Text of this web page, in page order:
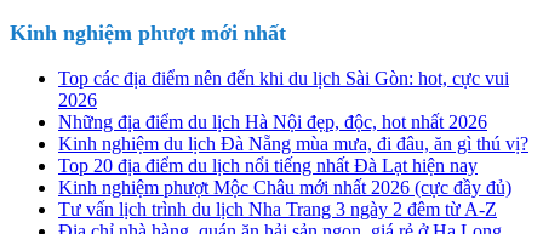
Kinh nghiệm phượt mới nhất
Top các địa điểm nên đến khi du lịch Sài Gòn: hot, cực vui
2026
Những địa điểm du lịch Hà Nội đẹp, độc, hot nhất 2026
Kinh nghiệm du lịch Đà Nẵng mùa mưa, đi đâu, ăn gì thú vị?
Top 20 địa điểm du lịch nổi tiếng nhất Đà Lạt hiện nay
Kinh nghiệm phượt Mộc Châu mới nhất 2026 (cực đầy đủ)
Tư vấn lịch trình du lịch Nha Trang 3 ngày 2 đêm từ A-Z